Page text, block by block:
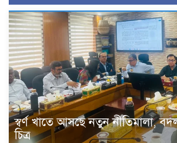
স্বর্ণ খাতে আসছে নতুন নীতিমালা,
চিত্র